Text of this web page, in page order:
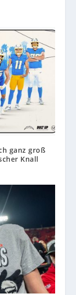
ganz groß
Knall